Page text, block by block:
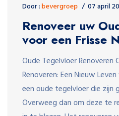
Door :bevergroep 07 april
Renoveer uw
voor een Frisse
Oude Tegelvloer Renoveren
Renoveren: Een Nieuw
een oude tegelvloer die zijn
Overweeg dan om deze te